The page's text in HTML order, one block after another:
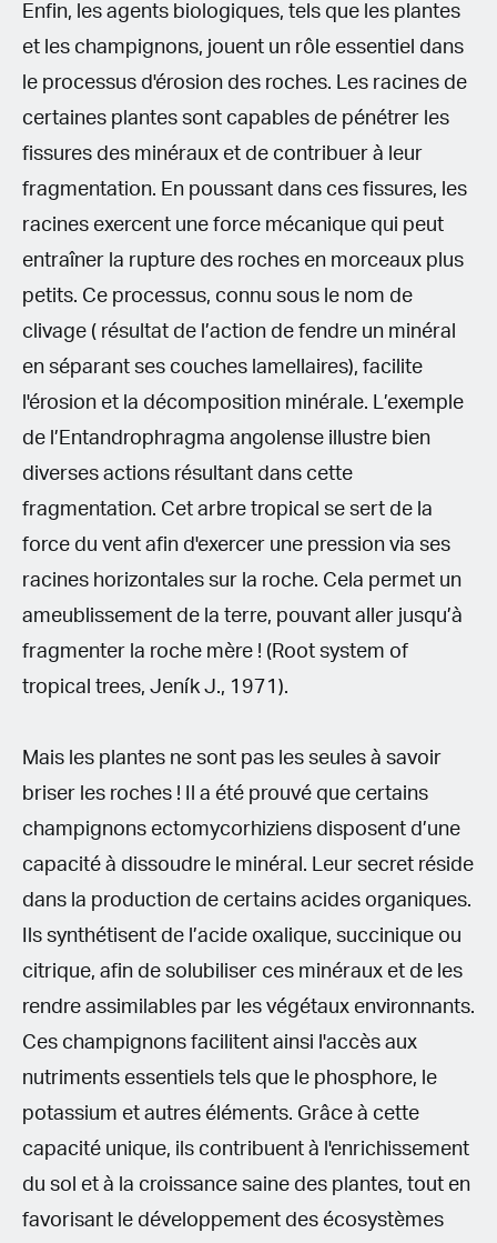
Enfin, les agents biologiques, tels que les plantes
et les champignons, jouent un rôle essentiel dans
le processus d'érosion des roches. Les racines de
certaines plantes sont capables de pénétrer les
fissures des minéraux et de contribuer à leur
fragmentation. En poussant dans ces fissures, les
racines exercent une force mécanique qui peut
entraîner la rupture des roches en morceaux plus
petits. Ce processus, connu sous le nom de
clivage ( résultat de l’action de fendre un minéral
en séparant ses couches lamellaires), facilite
l'érosion et la décomposition minérale. L’exemple
de l’Entandrophragma angolense illustre bien
diverses actions résultant dans cette
fragmentation. Cet arbre tropical se sert de la
force du vent afin d'exercer une pression via ses
racines horizontales sur la roche. Cela permet un
ameublissement de la terre, pouvant aller jusqu’à
fragmenter la roche mère ! (Root system of
tropical trees, Jeník J., 1971).
Mais les plantes ne sont pas les seules à savoir
briser les roches ! Il a été prouvé que certains
champignons ectomycorhiziens disposent d’une
capacité à dissoudre le minéral. Leur secret réside
dans la production de certains acides organiques.
Ils synthétisent de l’acide oxalique, succinique ou
citrique, afin de solubiliser ces minéraux et de les
rendre assimilables par les végétaux environnants.
Ces champignons facilitent ainsi l'accès aux
nutriments essentiels tels que le phosphore, le
potassium et autres éléments. Grâce à cette
capacité unique, ils contribuent à l'enrichissement
du sol et à la croissance saine des plantes, tout en
favorisant le développement des écosystèmes